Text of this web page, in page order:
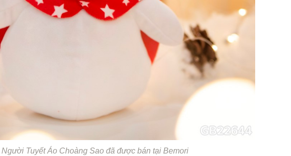
Người Tuyết Áo Choàng Sao đã được bán tại Bemori